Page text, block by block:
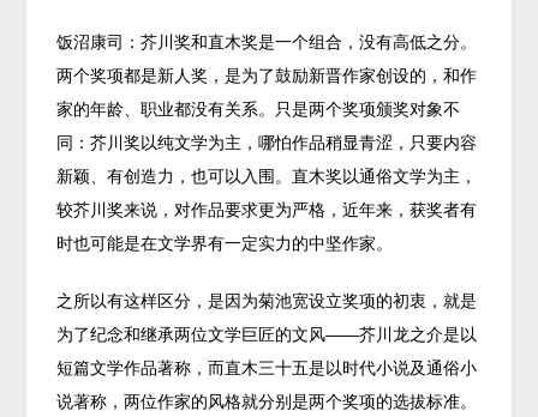
饭沼康司：芥川奖和直木奖是一个组合，没有高低之分。
两个奖项都是新人奖，是为了鼓励新晋作家创设的，和作
家的年龄、职业都没有关系。只是两个奖项颁奖对象不
同：芥川奖以纯文学为主，哪怕作品稍显青涩，只要内容
新颖、有创造力，也可以入围。直木奖以通俗文学为主，
较芥川奖来说，对作品要求更为严格，近年来，获奖者有
时也可能是在文学界有一定实力的中坚作家。
之所以有这样区分，是因为菊池宽设立奖项的初衷，就是
为了纪念和继承两位文学巨匠的文风——芥川龙之介是以
短篇文学作品著称，而直木三十五是以时代小说及通俗小
说著称，两位作家的风格就分别是两个奖项的选拔标准。